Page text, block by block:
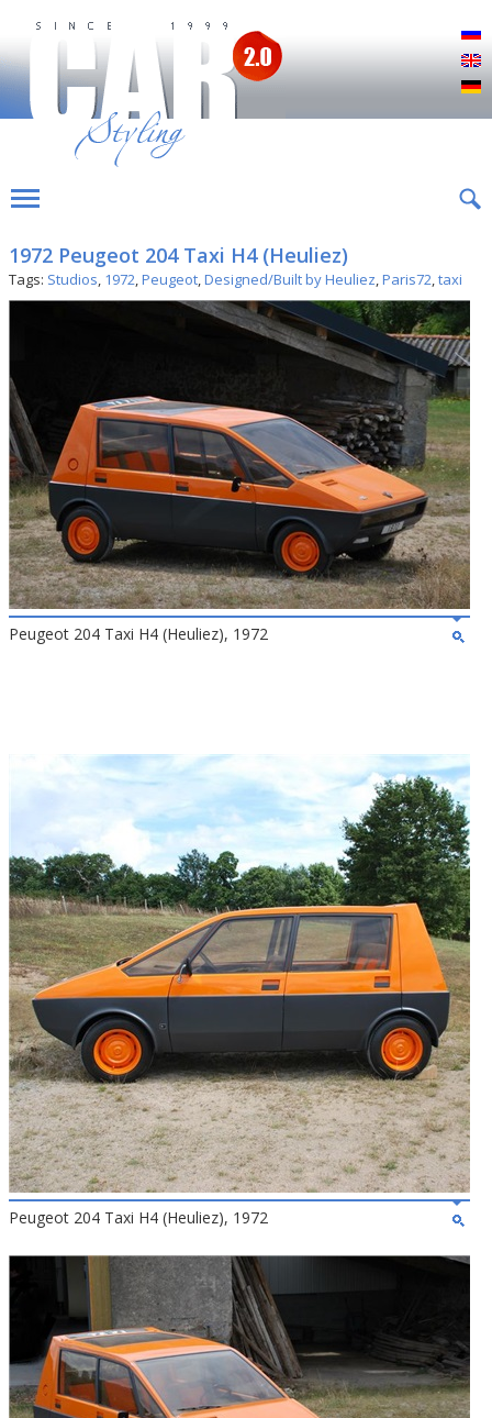
1972 Peugeot 204 Taxi H4 (Heuliez)
Tags: Studios, 1972,Peugeot,Designed/Built by Heuliez,Paris72,taxi
Peugeot 204 Taxi H4 (Heuliez), 1972
Peugeot 204 Taxi H4 (Heuliez), 1972